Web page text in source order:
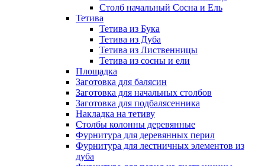
Столб начальный Сосна и Ель
Тетива
Тетива из Бука
Тетива из Дуба
Тетива из Лиственницы
Тетива из сосны и ели
Площадка
Заготовка для балясин
Заготовка для начальных столбов
Заготовка для подбалясенника
Накладка на тетиву
Столбы колонны деревянные
Фурнитура для деревянных перил
Фурнитура для лестничных элементов из
дуба